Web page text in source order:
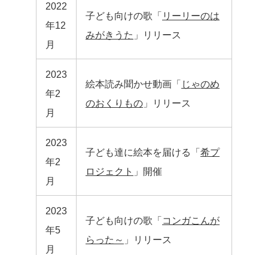
2022
年12
月
子ども向けの歌「 リーリーのは
みがきうた 」リリース
2023
年2
月
絵本読み聞かせ動画「 じゃのめ
のおくりもの 」リリース
2023
年2
月
子ども達に絵本を届ける「 希プ
ロジェクト 」開催
2023
年5
月
子ども向けの歌「 コンガこんが
らった～ 」リリース